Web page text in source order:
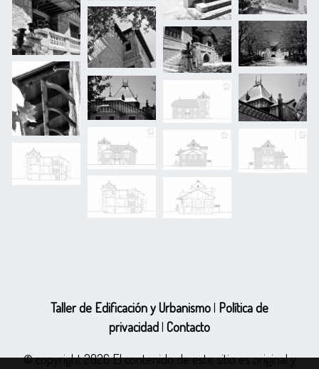
Taller de Edificación y Urbanismo| Política de
privacidad| Contacto
© copyright 2026 El contenido de este sitio es original y